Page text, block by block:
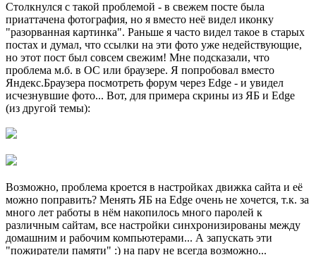
Столкнулся с такой проблемой - в свежем посте была
приаттачена фотография, но я вместо неё видел иконку
"разорванная картинка". Раньше я часто видел такое в старых
постах и думал, что ссылки на эти фото уже недействующие,
но этот пост был совсем свежим! Мне подсказали, что
проблема м.б. в ОС или браузере. Я попробовал вместо
Яндекс.Браузера посмотреть форум через Edge - и увидел
исчезнувшие фото... Вот, для примера скрины из ЯБ и Edge
(из другой темы):
Возможно, проблема кроется в настройках движка сайта и её
можно поправить? Менять ЯБ на Edge очень не хочется, т.к. за
много лет работы в нём накопилось много паролей к
различным сайтам, все настройки синхронизированы между
домашним и рабочим компьютерами... А запускать эти
"пожиратели памяти" :) на пару не всегда возможно...